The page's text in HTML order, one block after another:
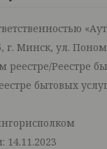
г. Минск, ул.
Реестре
бытовых